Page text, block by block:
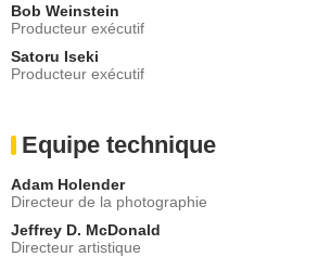
Bob Weinstein
Producteur exécutif
Satoru Iseki
Producteur exécutif
Equipe technique
Adam Holender
Directeur de la photographie
Jeffrey D. McDonald
Directeur artistique